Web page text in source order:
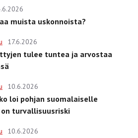
muista uskonnoista?
17.6.2026
tulee tuntea ja arvostaa
10.6.2026
loi pohjan suomalaiselle
turvallisuusriski
10.6.2026